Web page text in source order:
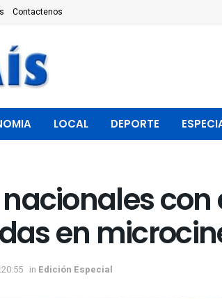
Contactenos
LOCAL DEPORTE
en
in Edición Especial